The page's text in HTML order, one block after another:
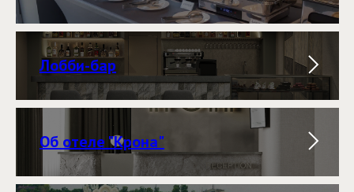
Лобби-бар
Об отеле "Крона"